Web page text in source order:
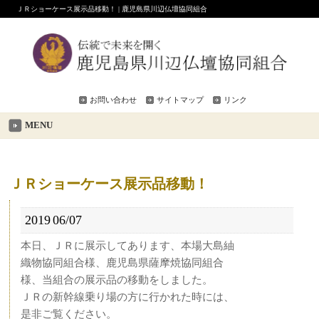
ＪＲショーケース展示品移動！ | 鹿児島県川辺仏壇協同組合
お問い合わせ サイトマップ リンク
MENU
ＪＲショーケース展示品移動！
06/07
2019
本日、ＪＲに展示してあります、本場大島紬
織物協同組合様、鹿児島県薩摩焼協同組合
様、当組合の展示品の移動をしました。
ＪＲの新幹線乗り場の方に行かれた時には、
是非ご覧ください。